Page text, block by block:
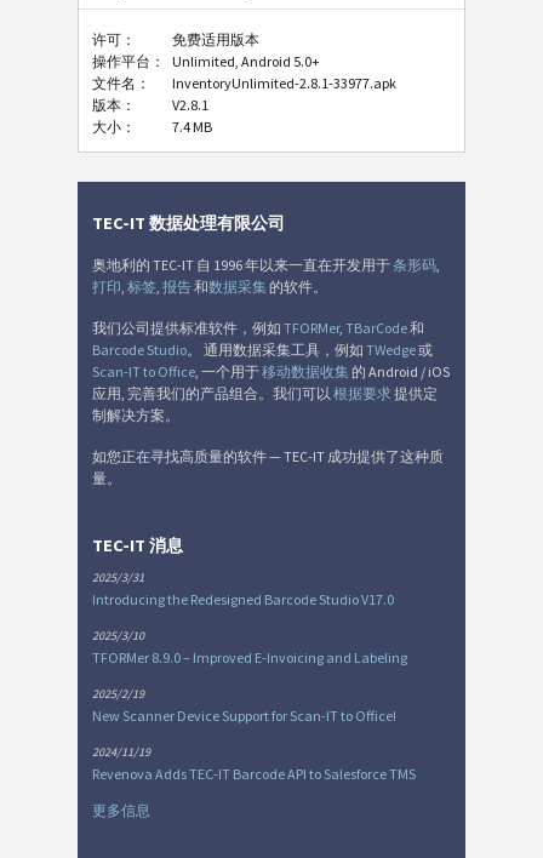
许可：
免费适用版本
操作平台：
Unlimited, Android 5.0+
文件名：
InventoryUnlimited-2.8.1-33977.apk
版本：
V2.8.1
大小：
7.4 MB
TEC-IT 数据处理有限公司
奥地利的 TEC-IT 自 1996 年以来一直在开发用于条形码
打印 标签 报告和数据采集的软件。
我们公司提供标准软件，例如 TFORMer, TBarCode和
Barcode Studio。 通用数据采集工具，例如 TWedge或
Scan-IT to Office , 一个用于移动数据收集的 Android / iOS
应用, 完善我们的产品组合。我们可以 根据要求 提供定
制解决方案。
如您正在寻找高质量的软件 — TEC-IT 成功提供了这种质
量。
TEC-IT 消息
2025/3/31
Introducing the Redesigned Barcode Studio V17.0
2025/3/10
TFORMer 8.9.0 – Improved E-Invoicing and Labeling
2025/2/19
New Scanner Device Support for Scan-IT to Office!
2024/11/19
Revenova Adds TEC-IT Barcode API to Salesforce TMS
更多信息